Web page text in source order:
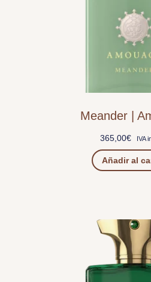
Meander |
365,00€ IVA
Añadir al